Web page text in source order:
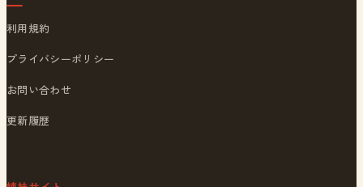
利用規約
プライバシーポリシー
お問い合わせ
更新履歴